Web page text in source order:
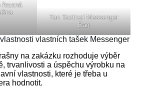
řezaná
Tan Tactical Messenger
Bag
vlastních tašek Messenger
na zakázku rozhoduje výběr
trvanlivosti a úspěchu výrobku na
vlastnosti, které je třeba u
hodnotit.